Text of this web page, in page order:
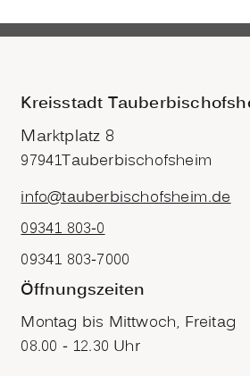
Kreisstadt
Marktplatz 8
97941Tauberbischofsheim
info@tauberbischofsheim.de
09341 803-0
09341 803-7000
Öffnungszeiten
Montag bis Mittwoch, Freitag
08.00 - 12.30 Uhr